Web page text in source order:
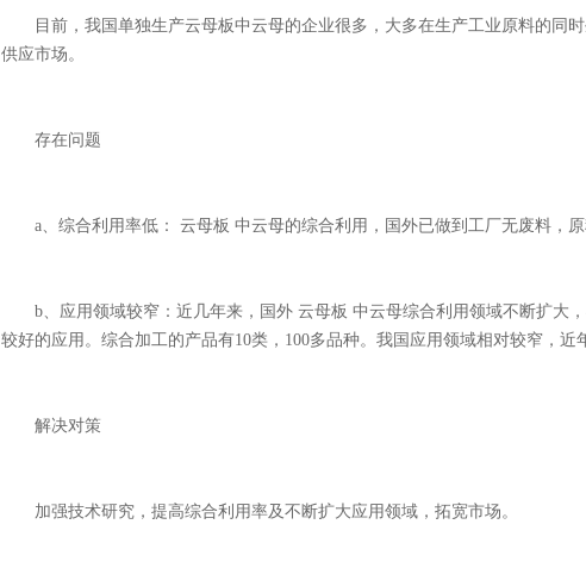
目前，我国单独生产云母板中云母的企业很多，大多在生产工业原料的同
供应市场。
存在问题
a、综合利用率低： 云母板 中云母的综合利用，国外已做到工厂无废料，
b、应用领域较窄：近几年来，国外 云母板 中云母综合利用领域不断扩大
较好的应用。综合加工的产品有10类，100多品种。我国应用领域相对较窄，近
解决对策
加强技术研究，提高综合利用率及不断扩大应用领域，拓宽市场。